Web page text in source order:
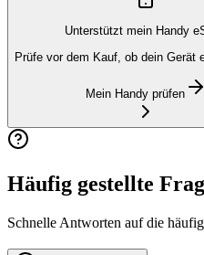
Unterstützt mein Handy
Prüfe vor dem Kauf, ob dein Gerät
Mein Handy prüfen
Häufig gestellte
Schnelle Antworten auf die